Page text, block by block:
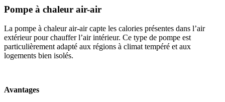
Pompe à chaleur air-air
La pompe à chaleur air-air capte les calories présentes dans l’air
extérieur pour chauffer l’air intérieur. Ce type de pompe est
particulièrement adapté aux régions à climat tempéré et aux
logements bien isolés.
Avantages